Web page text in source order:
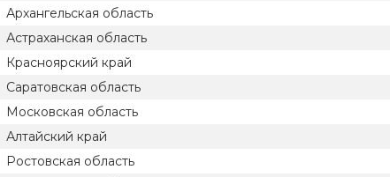
Архангельская область
Астраханская область
Красноярский край
Саратовская область
Московская область
Алтайский край
Ростовская область